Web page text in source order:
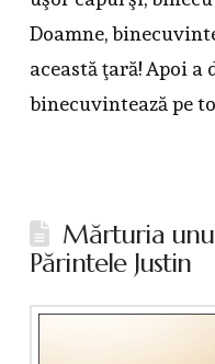
Doamne,
această ţară! Apoi a
binecuvintează pe
Mărturia
Părintele Justin